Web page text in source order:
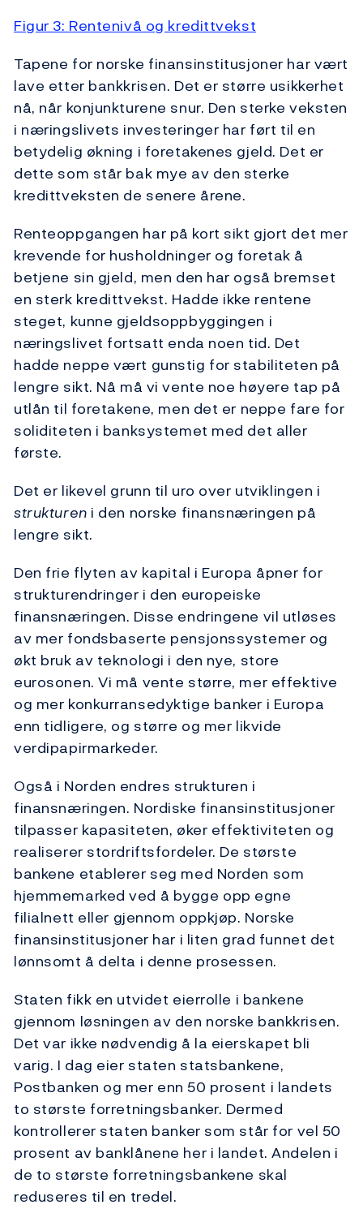
Figur 3: Rentenivå og kredittvekst
Tapene for norske finansinstitusjoner har vært
lave etter bankkrisen. Det er større usikkerhet
nå, når konjunkturene snur. Den sterke veksten
i næringslivets investeringer har ført til en
betydelig økning i foretakenes gjeld. Det er
dette som står bak mye av den sterke
kredittveksten de senere årene.
Renteoppgangen har på kort sikt gjort det mer
krevende for husholdninger og foretak å
betjene sin gjeld, men den har også bremset
en sterk kredittvekst. Hadde ikke rentene
steget, kunne gjeldsoppbyggingen i
næringslivet fortsatt enda noen tid. Det
hadde neppe vært gunstig for stabiliteten på
lengre sikt. Nå må vi vente noe høyere tap på
utlån til foretakene, men det er neppe fare for
soliditeten i banksystemet med det aller
første.
Det er likevel grunn til uro over utviklingen i
strukturen i den norske finansnæringen på
lengre sikt.
Den frie flyten av kapital i Europa åpner for
strukturendringer i den europeiske
finansnæringen. Disse endringene vil utløses
av mer fondsbaserte pensjonssystemer og
økt bruk av teknologi i den nye, store
eurosonen. Vi må vente større, mer effektive
og mer konkurransedyktige banker i Europa
enn tidligere, og større og mer likvide
verdipapirmarkeder.
Også i Norden endres strukturen i
finansnæringen. Nordiske finansinstitusjoner
tilpasser kapasiteten, øker effektiviteten og
realiserer stordriftsfordeler. De største
bankene etablerer seg med Norden som
hjemmemarked ved å bygge opp egne
filialnett eller gjennom oppkjøp. Norske
finansinstitusjoner har i liten grad funnet det
lønnsomt å delta i denne prosessen.
Staten fikk en utvidet eierrolle i bankene
gjennom løsningen av den norske bankkrisen.
Det var ikke nødvendig å la eierskapet bli
varig. I dag eier staten statsbankene,
Postbanken og mer enn 50 prosent i landets
to største forretningsbanker. Dermed
kontrollerer staten banker som står for vel 50
prosent av banklånene her i landet. Andelen i
de to største forretningsbankene skal
reduseres til en tredel.